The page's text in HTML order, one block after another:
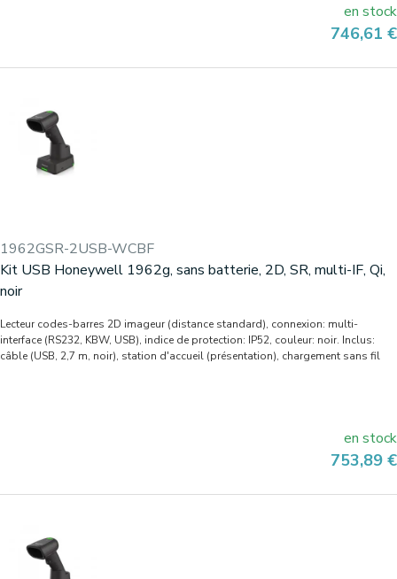
en stock
Prix
746,61 €
1962GSR-2USB-WCBF
Kit USB Honeywell 1962g, sans batterie, 2D, SR, multi-IF, Qi,
noir
Lecteur codes-barres 2D imageur (distance standard), connexion: multi-
interface (RS232, KBW, USB), indice de protection: IP52, couleur: noir. Inclus:
câble (USB, 2,7 m, noir), station d'accueil (présentation), chargement sans fil
en stock
Prix
753,89 €